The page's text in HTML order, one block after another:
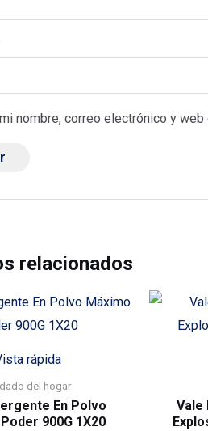
nombre, correo electrónico y
relacionados
rápida
del hogar
En Polvo
900G 1X20
Vale